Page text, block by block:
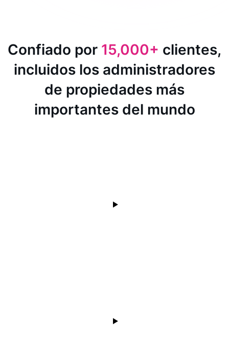
Confiado por 15,000+ clientes,
incluidos los administradores
de propiedades más
importantes del mundo